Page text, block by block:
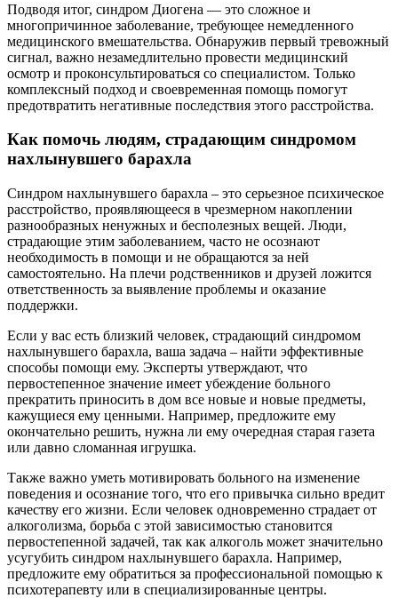
Подводя итог, синдром Диогена — это сложное и
многопричинное заболевание, требующее немедленного
медицинского вмешательства. Обнаружив первый тревожный
сигнал, важно незамедлительно провести медицинский
осмотр и проконсультироваться со специалистом. Только
комплексный подход и своевременная помощь помогут
предотвратить негативные последствия этого расстройства.
Как помочь людям, страдающим синдромом
нахлынувшего барахла
Синдром нахлынувшего барахла – это серьезное психическое
расстройство, проявляющееся в чрезмерном накоплении
разнообразных ненужных и бесполезных вещей. Люди,
страдающие этим заболеванием, часто не осознают
необходимость в помощи и не обращаются за ней
самостоятельно. На плечи родственников и друзей ложится
ответственность за выявление проблемы и оказание
поддержки.
Если у вас есть близкий человек, страдающий синдромом
нахлынувшего барахла, ваша задача – найти эффективные
способы помощи ему. Эксперты утверждают, что
первостепенное значение имеет убеждение больного
прекратить приносить в дом все новые и новые предметы,
кажущиеся ему ценными. Например, предложите ему
окончательно решить, нужна ли ему очередная старая газета
или давно сломанная игрушка.
Также важно уметь мотивировать больного на изменение
поведения и осознание того, что его привычка сильно вредит
качеству его жизни. Если человек одновременно страдает от
алкоголизма, борьба с этой зависимостью становится
первостепенной задачей, так как алкоголь может значительно
усугубить синдром нахлынувшего барахла. Например,
предложите ему обратиться за профессиональной помощью к
психотерапевту или в специализированные центры.